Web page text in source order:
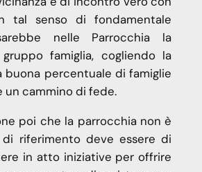
tal senso di fondamentale
nelle Parrocchia la
famiglia, cogliendo la
buona percentuale di famiglie
un cammino di fede.
poi che la parrocchia non è
riferimento deve essere di
in atto iniziative per offrire